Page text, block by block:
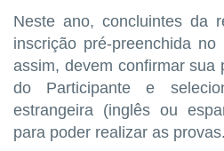
Neste ano, concluintes da
inscrição pré-preenchida
assim, devem confirmar sua
do Participante e
estrangeira (inglês ou
para poder realizar as provas.